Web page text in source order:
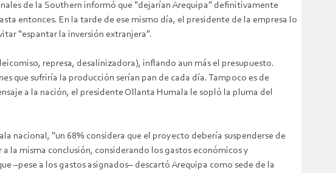
de la Southern informó que “dejarían Arequipa” definitivamente
entonces. En la tarde de ese mismo día, el presidente de la empresa lo
“espantar la inversión extranjera”.
represa, desalinizadora), inflando aun más el presupuesto.
que sufriría la producción serían pan de cada día. Tampoco es de
a la nación, el presidente Ollanta Humala le sopló la pluma del
nacional, “un 68% considera que el proyecto debería suspenderse de
la misma conclusión, considerando los gastos económicos y
–pese a los gastos asignados– descartó Arequipa como sede de la